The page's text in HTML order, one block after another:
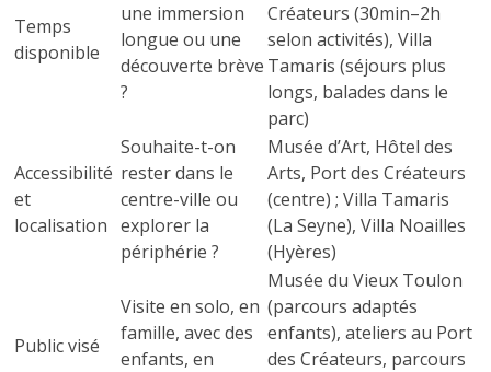
Temps
disponible
une immersion
longue ou une
découverte brève
?
Créateurs (30min–2h
selon activités), Villa
Tamaris (séjours plus
longs, balades dans le
parc)
Accessibilité
et
localisation
Souhaite-t-on
rester dans le
centre-ville ou
explorer la
périphérie ?
Musée d’Art, Hôtel des
Arts, Port des Créateurs
(centre) ; Villa Tamaris
(La Seyne), Villa Noailles
(Hyères)
Public visé
Visite en solo, en
famille, avec des
enfants, en
Musée du Vieux Toulon
(parcours adaptés
enfants), ateliers au Port
des Créateurs, parcours